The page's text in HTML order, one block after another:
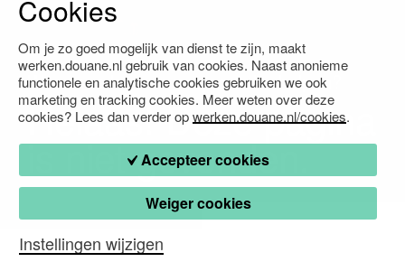
Cookies
Om je zo goed mogelijk van dienst te zijn, maakt
werken.douane.nl gebruik van cookies. Naast anonieme
functionele en analytische cookies gebruiken we ook
marketing en tracking cookies. Meer weten over deze
cookies? Lees dan verder opwerken.douane.nl/cookies.
Accepteer cookies
Weiger cookies
Instellingen wijzigen
Waarmee kunnen we je verder helpen?
Helaas! Deze pagina
is niet gevonden.